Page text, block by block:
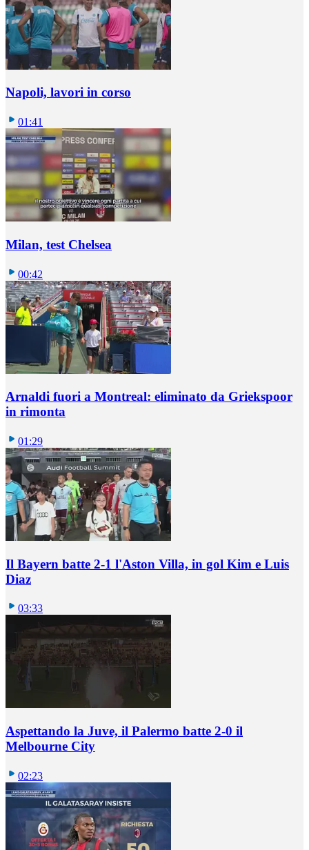
Napoli, lavori in corso
01:41
Milan, test Chelsea
00:42
Arnaldi fuori a Montreal: eliminato da Griekspoor
in rimonta
01:29
Il Bayern batte 2-1 l'Aston Villa, in gol Kim e Luis
Diaz
03:33
Aspettando la Juve, il Palermo batte 2-0 il
Melbourne City
02:23